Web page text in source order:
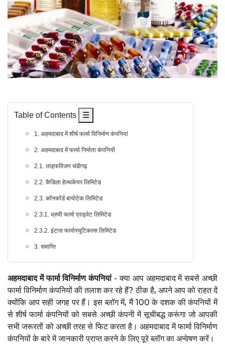
Table of Contents ☰
1. अहमदाबाद में शीर्ष फार्मा विनिर्माण कंपनियां
2. अहमदाबाद में फार्मा निर्माता कंपनियों
2.1. लाइफविजन चंडीगढ़
2.2. कैडिला हेल्थकेयर लिमिटेड
2.3. कॉनकॉर्ड बायोटेक लिमिटेड
2.3.1. ध्रुवी फार्मा प्राइवेट लिमिटेड
2.3.2. इंटास फार्मास्यूटिकल्स लिमिटेड
3. समाप्ति
अहमदाबाद में फार्मा विनिर्माण कंपनियां- क्या आप अहमदाबाद में सबसे अच्छी
फार्मा विनिर्माण कंपनियों की तलाश कर रहे हैं? ठीक है, अपने आप को राहत दें
क्योंकि आप सही जगह पर हैं। इस ब्लॉग में, मैं 100 के दशक की कंपनियों में
से शीर्ष फार्मा कंपनियों को सबसे अच्छी कंपनी में सूचीबद्ध करूंगा जो आपकी
सभी जरूरतों को अच्छी तरह से फिट करता है। अहमदाबाद में फार्मा विनिर्माण
कंपनियों के बारे में जानकारी प्राप्त करने के लिए पूरे ब्लॉग का अन्वेषण करें।